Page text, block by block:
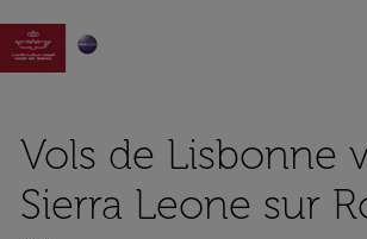

Vols de Lisbonne
Sierra Leone sur